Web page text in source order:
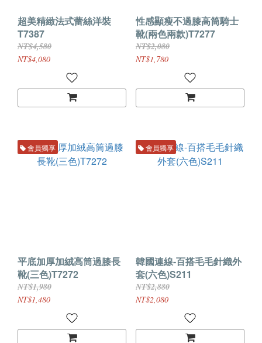
超美精緻法式蕾絲洋裝
T7387
NT$4,580
NT$4,080
性感顯瘦不過膝高筒騎士
靴(兩色兩款)T7277
NT$2,080
NT$1,780
會員獨享
平底加厚加絨高筒過膝長
靴(三色)T7272
NT$1,980
NT$1,480
會員獨享
韓國連線-百搭毛毛針織外
套(六色)S211
NT$2,880
NT$2,080